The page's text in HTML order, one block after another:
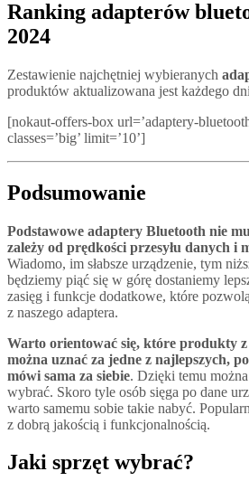
Ranking adapterów
2024
Zestawienie najchętniej wybieranych
produktów aktualizowana jest każdego
[nokaut-offers-box url=’adaptery-
classes=’big’ limit=’10’]
Podsumowanie
Podstawowe adaptery Bluetooth nie
zależy od prędkości przesyłu danych i
Wiadomo, im słabsze urządzenie, tym
będziemy piąć się w górę dostaniemy
zasięg i funkcje dodatkowe, które
z naszego adaptera.
Warto orientować się, które produkty
można uznać za jedne z najlepszych,
mówi sama za siebie. Dzięki temu
wybrać. Skoro tyle osób sięga po dane
warto samemu sobie takie nabyć.
z dobrą jakością i funkcjonalnością.
Jaki sprzęt wybrać?